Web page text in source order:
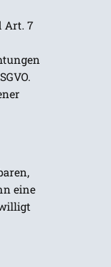
Art. 7
eine